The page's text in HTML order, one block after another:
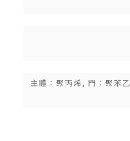
主體：聚丙烯, 門：聚苯